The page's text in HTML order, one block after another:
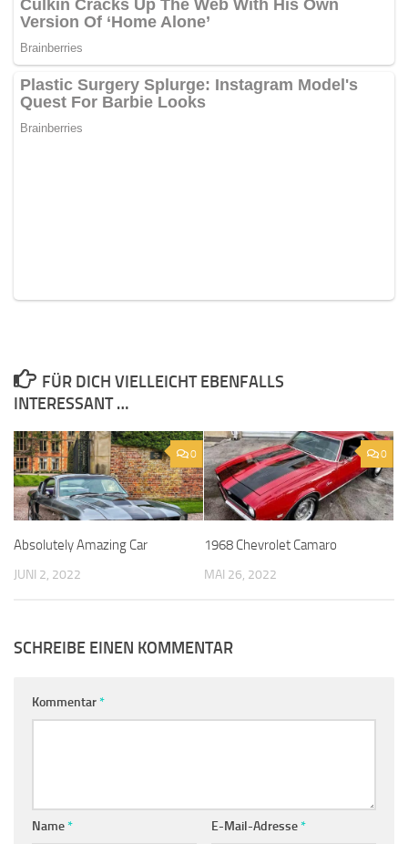
FÜR DICH VIELLEICHT EBENFALLS
INTERESSANT …
0
Absolutely Amazing Car
JUNI 2, 2022
0
1968 Chevrolet Camaro
MAI 26, 2022
SCHREIBE EINEN KOMMENTAR
Kommentar*
Name* E-Mail-Adresse*